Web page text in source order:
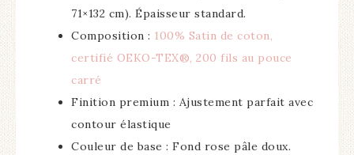
71×132 cm). Épaisseur standard.
Composition : 100% Satin de coton,
certifié OEKO-TEX®, 200 fils au pouce
carré
Finition premium : Ajustement parfait avec
contour élastique
Couleur de base : Fond rose pâle doux.